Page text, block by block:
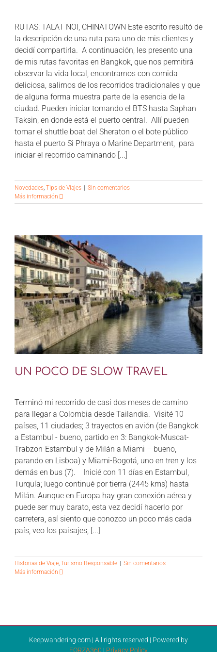
RUTAS: TALAT NOI, CHINATOWN Este escrito resultó de
la descripción de una ruta para uno de mis clientes y
decidí compartirla. A continuación, les presento una
de mis rutas favoritas en Bangkok, que nos permitirá
observar la vida local, encontrarnos con comida
deliciosa, salirnos de los recorridos tradicionales y que
de alguna forma muestra parte de la esencia de la
ciudad. Pueden iniciar tomando el BTS hasta Saphan
Taksin, en donde está el puerto central. Allí pueden
tomar el shuttle boat del Sheraton o el bote público
hasta el puerto Si Phraya o Marine Department, para
iniciar el recorrido caminando [...]
Novedades, Tips de Viajes
Sin comentarios
Más información
UN POCO DE SLOW TRAVEL
Terminó mi recorrido de casi dos meses de camino
para llegar a Colombia desde Tailandia. Visité 10
países, 11 ciudades; 3 trayectos en avión (de Bangkok
a Estambul - bueno, partido en 3: Bangkok-Muscat-
Trabzon-Estambul y de Milán a Miami – bueno,
parando en Lisboa) y Miami-Bogotá, uno en tren y los
demás en bus (7). Inicié con 11 días en Estambul,
Turquía; luego continué por tierra (2445 kms) hasta
Milán. Aunque en Europa hay gran conexión aérea y
puede ser muy barato, esta vez decidí hacerlo por
carretera, así siento que conozco un poco más cada
país, veo los paisajes, [...]
Historias de Viaje, Turismo Responsable | Sin comentarios
Más información
Keepwandering.com | All rights reserved | Powered by
FORZA360 | Privacy Policy